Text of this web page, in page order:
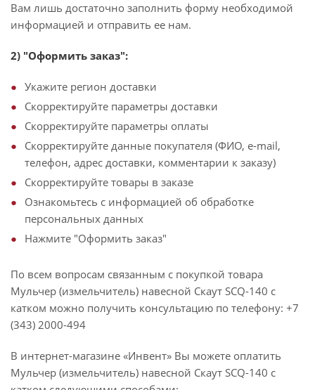
Вам лишь достаточно заполнить форму необходимой
информацией и отправить ее нам.
2) "Оформить заказ":
Укажите регион доставки
Скорректируйте параметры доставки
Скорректируйте параметры оплаты
Скорректируйте данные покупателя (ФИО, e-mail,
телефон, адрес доставки, комментарии к заказу)
Скорректируйте товары в заказе
Ознакомьтесь с информацией об обработке
персональных данных
Нажмите "Оформить заказ"
По всем вопросам связанным с покупкой товара
Мульчер (измельчитель) навесной Скаут SCQ-140 с
катком можно получить консультацию по телефону: +7
(343) 2000-494
В интернет-магазине «Инвент» Вы можете оплатить
Мульчер (измельчитель) навесной Скаут SCQ-140 с